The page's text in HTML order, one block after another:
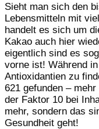
Sieht man sich den
Lebensmitteln mit
handelt es sich um
Kakao auch hier
eigentlich sind es
vorne ist! Während
Antioxidantien zu
621 gefunden –
der Faktor 10 bei
mehr, sondern das
Gesundheit geht!